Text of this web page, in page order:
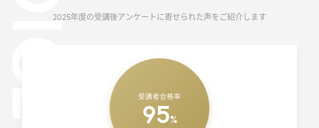
2025年度の受講後アンケートに寄せられた声をご紹介します
受講者合格率
95%